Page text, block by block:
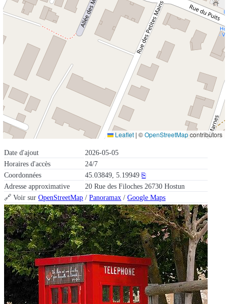
Date d'ajout
2026-05-05
Horaires d'accès
24/7
Coordonnées
45.03849, 5.19949 ⎘
Adresse approximative
20 Rue des Filoches 26730 Hostun
🔗 Voir surOpenStreetMap /Panoramax /Google Maps
Leaflet | ©OpenStreetMapcontributors